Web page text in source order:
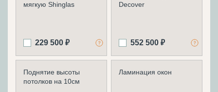
мягкую Shinglas
229 500 ₽
Decover
552 500 ₽
Поднятие высоты
потолков на 10см
Ламинация окон